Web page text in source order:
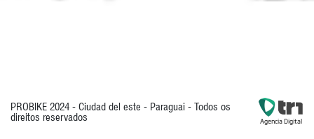
PROBIKE 2024 - Ciudad del este - Paraguai - Todos os
direitos reservados